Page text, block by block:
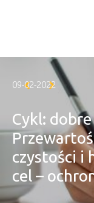
09-02-2022
Cykl:
czystości i
cel –